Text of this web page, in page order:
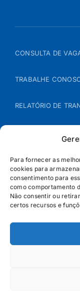
Para fornecer as
cookies para
consentimento para
como comportamento
Não consentir ou
certos recursos e
CONSULTA DE
TRABALHE
RELATÓRIO DE
POLÍTICA DE
POLÍTICA DE
© Jandaia -